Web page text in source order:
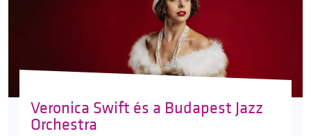
Veronica Swift és a Budapest Jazz
Orchestra